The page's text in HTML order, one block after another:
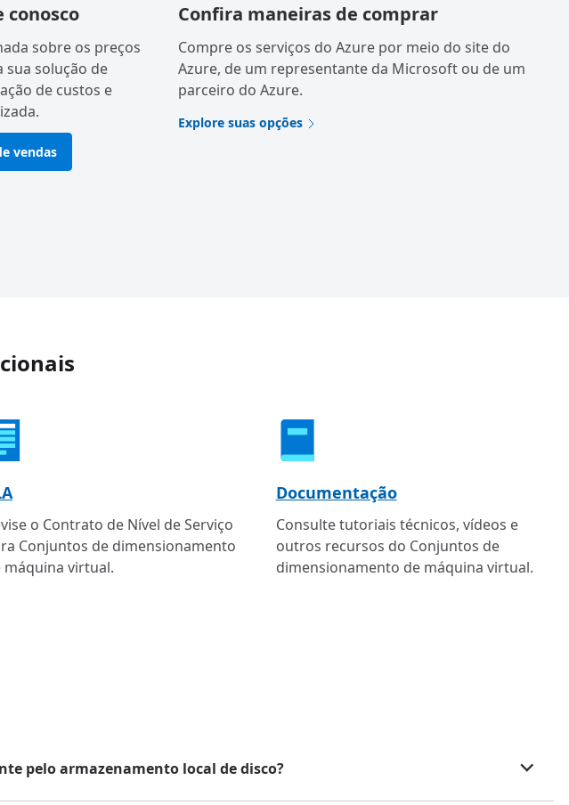
conosco
sobre os preços
sua solução de
de custos e
vendas
Confira maneiras de comprar
Compre os serviços do Azure por meio do site do
Azure, de um representante da Microsoft ou de um
parceiro do Azure.
Explore suas opções
o Contrato de Nível de Serviço
Conjuntos de dimensionamento
máquina virtual.
Documentação
Consulte tutoriais técnicos, vídeos e
outros recursos do Conjuntos de
dimensionamento de máquina virtual.
pelo armazenamento local de disco?